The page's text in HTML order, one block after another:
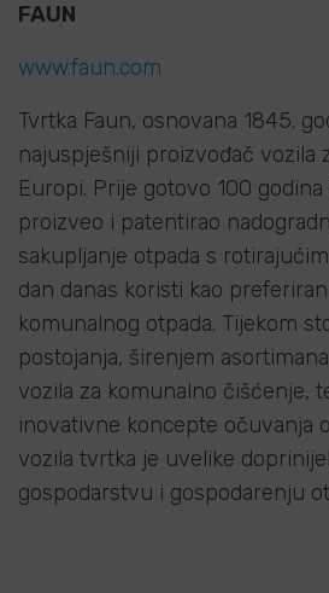
FAUN
www.faun.com
Tvrtka Faun, osnovana 1845.
najuspješniji proizvođač vozila
Europi. Prije gotovo 100
proizveo i patentirao
sakupljanje otpada s
dan danas koristi kao
komunalnog otpada. Tijekom
postojanja, širenjem
vozila za komunalno čišćenje,
inovativne koncepte očuvanja
vozila tvrtka je uvelike
gospodarstvu i gospodarenju